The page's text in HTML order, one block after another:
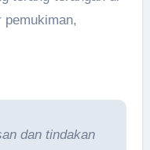
pemukiman,
dan tindakan